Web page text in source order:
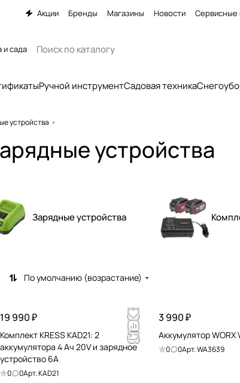
Акции Бренды Магазины Новости Сервисные
и сада
Ручной инструментСадовая техника
устройства
устройства
Зарядные устройства
По умолчанию (возрастание)
19 990 ₽
Комплект KRESS KAD21: 2
аккумулятора 4 Ач 20V и зарядное
устройство 6А
0 0Арт.KAD21
3 990 ₽
Аккумулятор
0 0Арт.WA3639